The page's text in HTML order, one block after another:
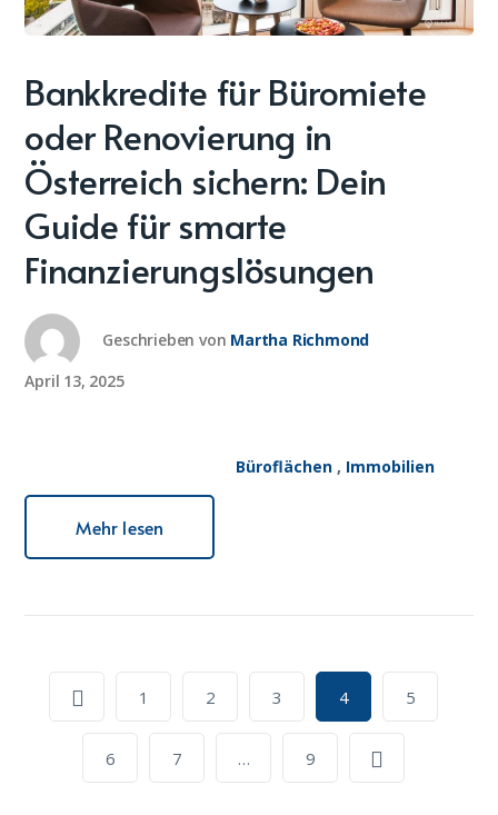
Bankkredite für Büromiete
oder Renovierung in
Österreich sichern: Dein
Guide für smarte
Finanzierungslösungen
Geschrieben von Martha Richmond
April 13, 2025
Büroflächen, Immobilien
Mehr lesen
1 2 3 4 5
6 7 … 9